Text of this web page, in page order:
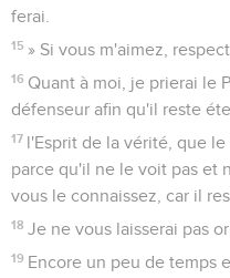
ferai.
15 » Si vous m'aimez,
16 Quant à moi, je prierai le
défenseur afin qu'il reste
17 l'Esprit de la vérité, que
parce qu'il ne le voit pas et
vous le connaissez, car il
18 Je ne vous laisserai pas
19 Encore un peu de temps